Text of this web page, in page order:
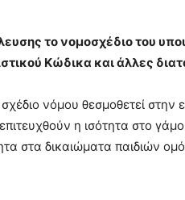
το νομοσχέδιο του
Κώδικα και άλλες
νόμου θεσμοθετεί
η ισότητα στο γάμο
στα δικαιώματα παιδιών